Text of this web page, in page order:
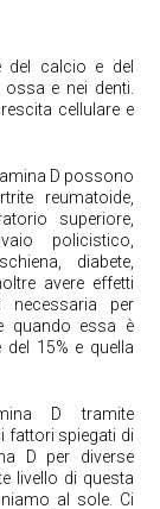
del calcio e del
e nei denti.
cellulare e
D possono
reumatoide,
superiore,
policistico,
diabete,
avere effetti
necessaria per
quando essa è
del 15% e quella
D tramite
fattori spiegati di
D per diverse
livello di questa
al sole. Ci